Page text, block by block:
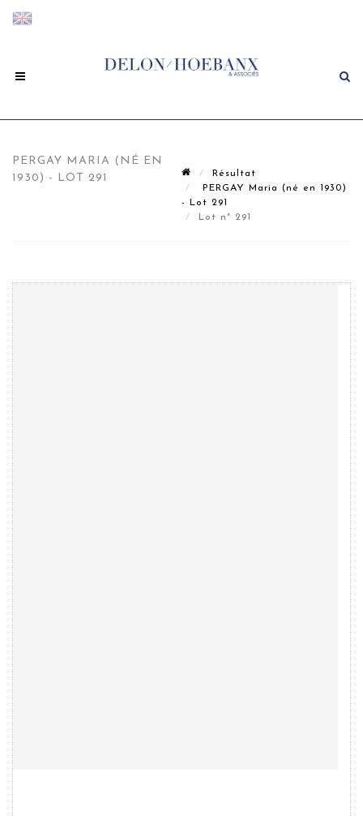
PERGAY MARIA (NÉ EN
1930) - LOT 291
Résultat
PERGAY Maria (né en 1930)
- Lot 291
Lot n° 291